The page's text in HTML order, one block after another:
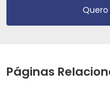
Páginas